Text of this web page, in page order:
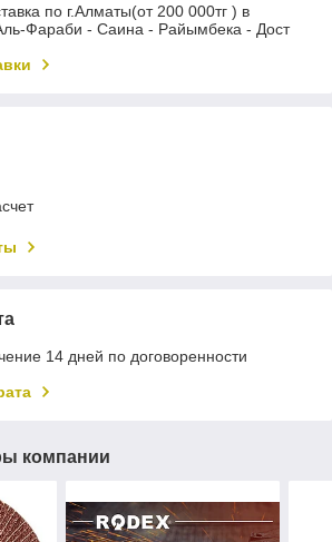
по г.Алматы(от 200 000тг ) в
Фараби - Саина - Райымбека - Дост
14 дней по договоренности
компании